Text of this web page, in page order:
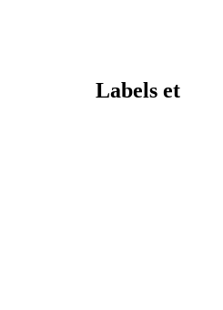
Labels et